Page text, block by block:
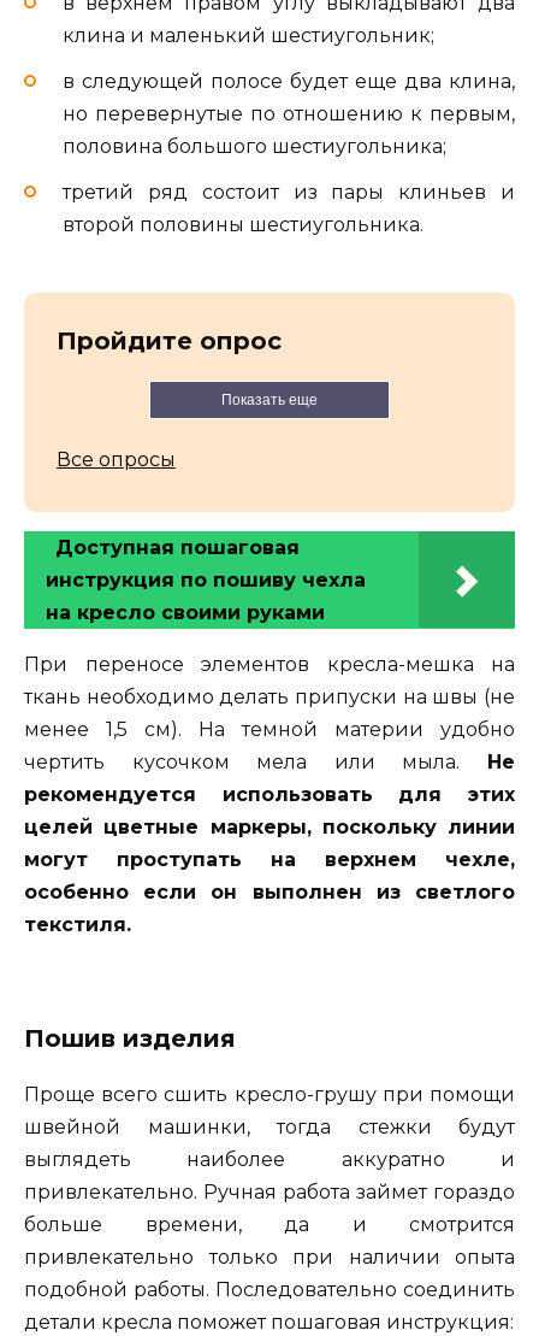
клина и маленький шестиугольник;
в следующей полосе будет еще два клина,
но перевернутые по отношению к первым,
половина большого шестиугольника;
третий ряд состоит из пары клиньев и
второй половины шестиугольника.
Пройдите опрос
Показать еще
Все опросы
Доступная пошаговая
инструкция по пошиву чехла
на кресло своими руками
При переносе элементов кресла-мешка на
ткань необходимо делать припуски на швы (не
менее 1,5 см). На темной материи удобно
чертить кусочком мела или мыла.
Не
рекомендуется использовать для этих
целей цветные маркеры, поскольку линии
могут проступать на верхнем чехле,
особенно если он выполнен из светлого
текстиля.
Пошив изделия
Проще всего сшить кресло-грушу при помощи
швейной машинки, тогда стежки будут
выглядеть наиболее аккуратно и
привлекательно. Ручная работа займет гораздо
больше времени, да и смотрится
привлекательно только при наличии опыта
подобной работы. Последовательно соединить
детали кресла поможет пошаговая инструкция: